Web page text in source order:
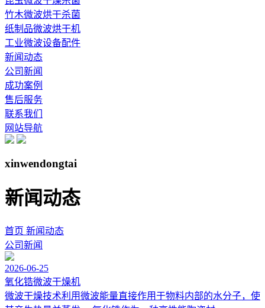
竹木微波烘干杀菌
纸制品微波烘干机
工业微波设备配件
新闻动态
公司新闻
成功案例
售后服务
联系我们
网站导航
xinwendongtai
新闻动态
首页 新闻动态
公司新闻
2026-06-25
氧化锆微波干燥机
微波干燥技术利用微波能量直接作用于物料内部的水分子，使